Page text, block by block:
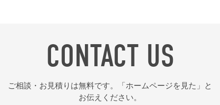
CONTACT US
ご相談・お見積りは無料です。「ホームページを見た」と
お伝えください。